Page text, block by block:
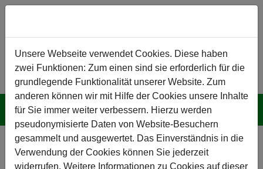
Zum Hauptinhalt springen
Bamberg:
Unsere Webseite verwendet Cookies. Diese haben
zwei Funktionen: Zum einen sind sie erforderlich für die
grundlegende Funktionalität unserer Website. Zum
anderen können wir mit Hilfe der Cookies unsere Inhalte
für Sie immer weiter verbessern. Hierzu werden
pseudonymisierte Daten von Website-Besuchern
gesammelt und ausgewertet. Das Einverständnis in die
Verwendung der Cookies können Sie jederzeit
widerrufen. Weitere Informationen zu Cookies auf dieser